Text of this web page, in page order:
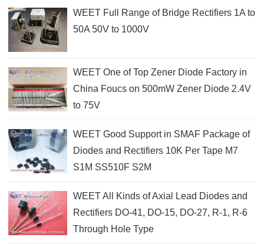
WEET Full Range of Bridge Rectifiers 1A to
50A 50V to 1000V
WEET One of Top Zener Diode Factory in
China Foucs on 500mW Zener Diode 2.4V
to 75V
WEET Good Support in SMAF Package of
Diodes and Rectifiers 10K Per Tape M7
S1M SS510F S2M
WEET All Kinds of Axial Lead Diodes and
Rectifiers DO-41, DO-15, DO-27, R-1, R-6
Through Hole Type